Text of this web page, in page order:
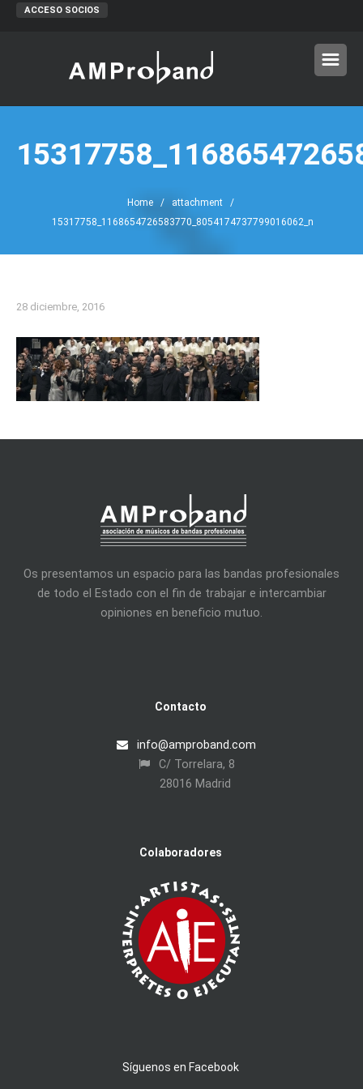
ACCESO SOCIOS
Home/ attachment /
15317758_1168654726583770_8054174737799016062_n
28 diciembre, 2016
Os presentamos un espacio para las bandas profesionales
de todo el Estado con el fin de trabajar e intercambiar
opiniones en beneficio mutuo.
Contacto
info@amproband.com
C/ Torrelara, 8
28016 Madrid
Colaboradores
Síguenos en Facebook